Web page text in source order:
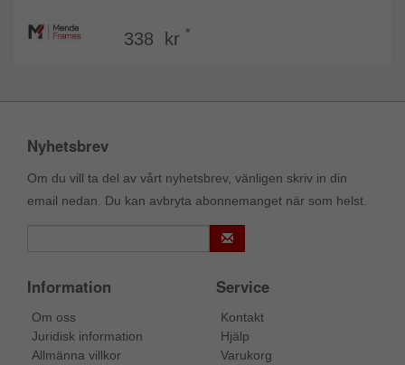
338 kr *
Nyhetsbrev
Om du vill ta del av vårt nyhetsbrev, vänligen skriv in din
email nedan. Du kan avbryta abonnemanget när som helst.
Information
Om oss
Juridisk information
Allmänna villkor
Service
Kontakt
Hjälp
Varukorg